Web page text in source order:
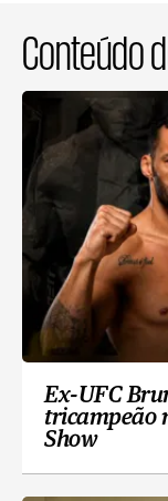
Conteúdo
Ex-UFC
tricampeão
Show